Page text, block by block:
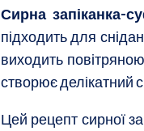
Сирна запіканка-
підходить для
виходить
створює делікатний
Цей рецепт сирної